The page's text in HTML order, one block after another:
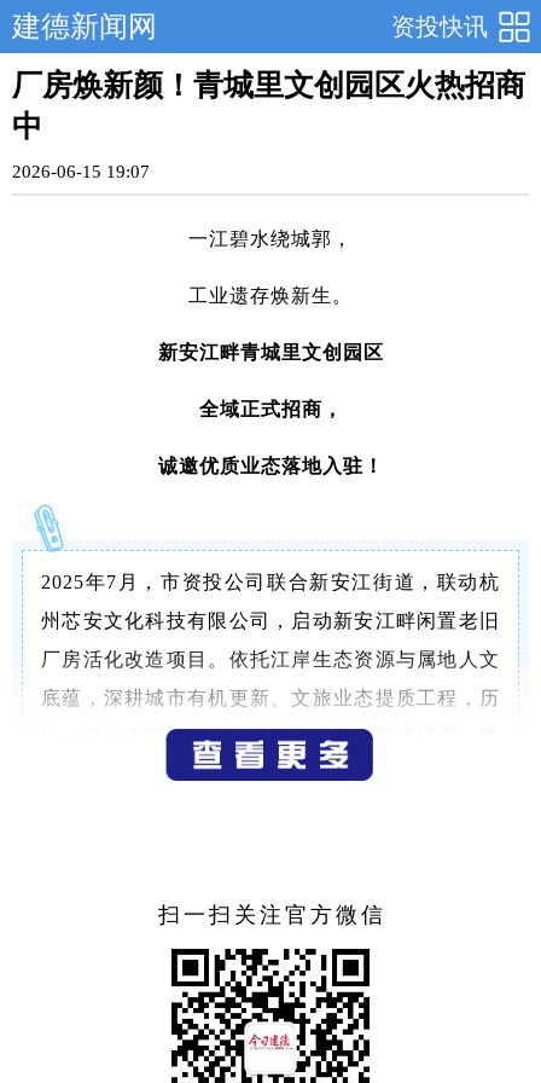
资投快讯
建德新闻网
厂房焕新颜！青城里文创园区火热招商
中
2026-06-15 19:07
一江碧水绕城郭，
工业遗存焕新生。
新安江畔青城里文创园区
全域正式招商，
诚邀优质业态落地入驻！
2025年7月，市资投公司联合新安江街道，联动杭
州芯安文化科技有限公司，启动新安江畔闲置老旧
厂房活化改造项目。依托江岸生态资源与属地人文
底蕴，深耕城市有机更新、文旅业态提质工程，历
经一年匠心营建，尘封的工业老厂房完成蜕变，镌
刻城市时光的工业记忆，与新安江一江碧水相融共
扫一扫关注官方微信